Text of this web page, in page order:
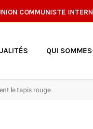
COMMUNISTE
QUI
le tapis rouge